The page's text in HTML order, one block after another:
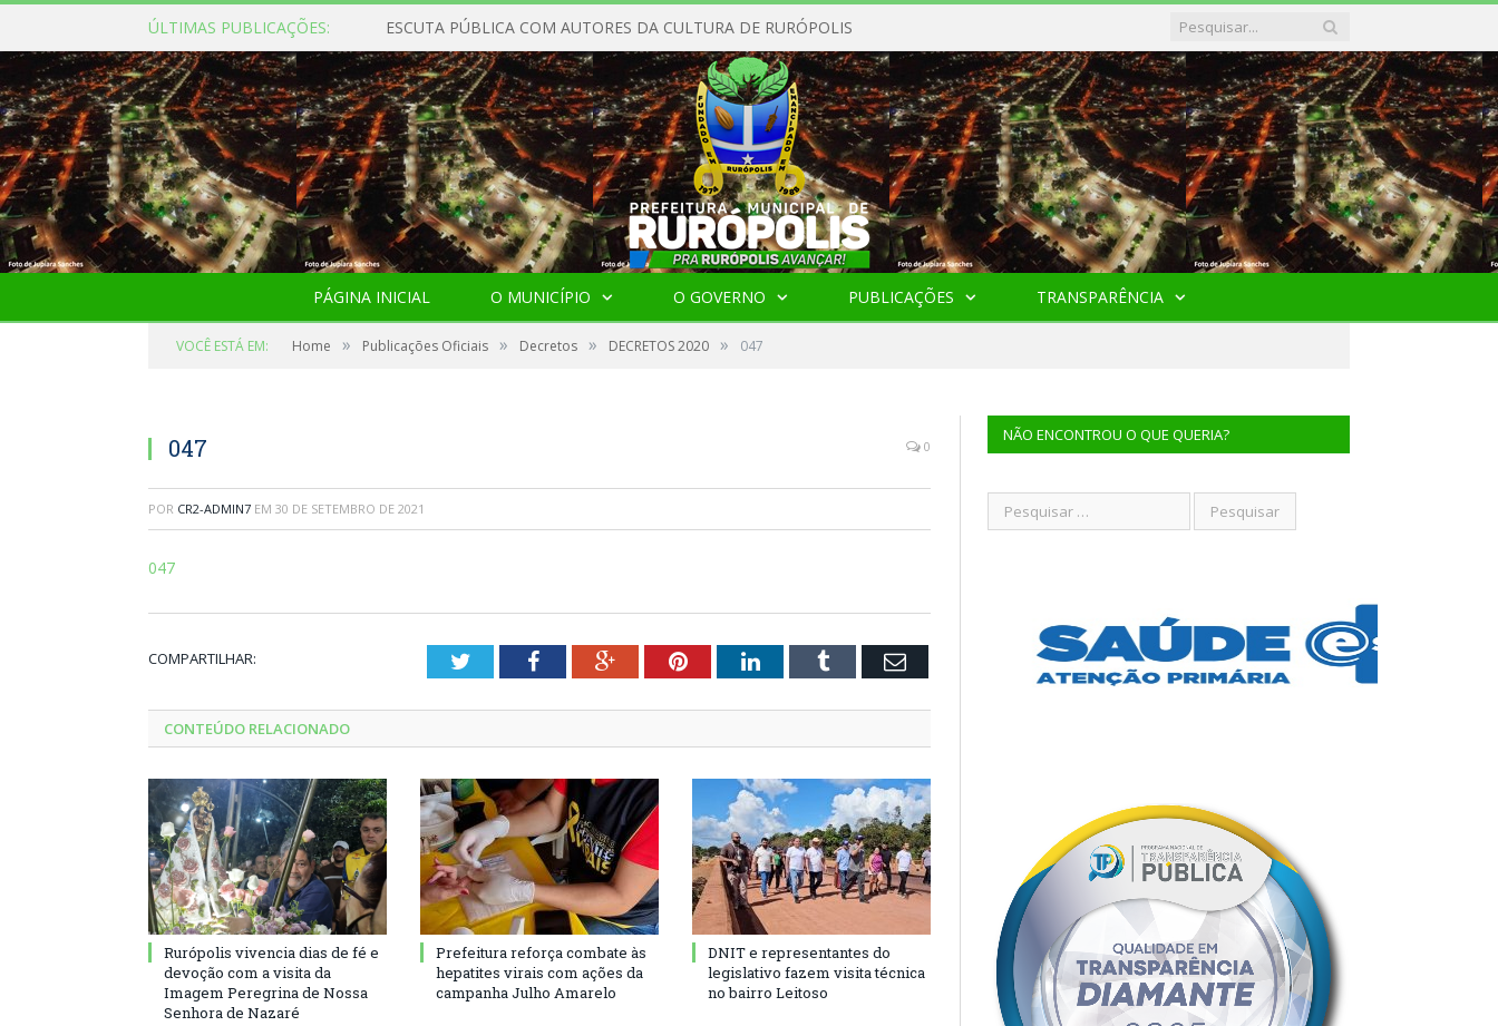
ÚLTIMAS PUBLICAÇÕES: ESCUTA PÚBLICA COM AUTORES DA CULTURA DE RURÓPOLIS
PÁGINA INICIAL O MUNICÍPIO O GOVERNO PUBLICAÇÕES TRANSPARÊNCIA
VOCÊ ESTÁ EM: Home » Publicações Oficiais » Decretos » DECRETOS 2020 » 047
047 0
POR CR2-ADMIN7 EM 30 DE SETEMBRO DE 2021
047
COMPARTILHAR: TwitterFacebookGoogle+PinterestLinkedInTumblr Email
CONTEÚDO RELACIONADO
Rurópolis vivencia dias de fé e
devoção com a visita da
Imagem Peregrina de Nossa
Senhora de Nazaré
Prefeitura reforça combate às
hepatites virais com ações da
campanha Julho Amarelo
DNIT e representantes do
legislativo fazem visita técnica
no bairro Leitoso
NÃO ENCONTROU O QUE QUERIA?